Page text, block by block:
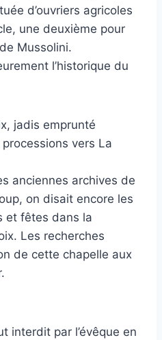
d’ouvriers agricoles
une deuxième pour
Mussolini.
l’historique du
jadis emprunté
vers La
anciennes archives de
on disait encore les
et fêtes dans la
Les recherches
de cette chapelle aux
interdit par l’évêque en